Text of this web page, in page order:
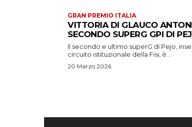
GRAN PREMIO ITALIA
VITTORIA DI GLAUCO
SECONDO SUPERG GPI DI
Il secondo e ultimo superG di Pejo,
circuito istituzionale della Fisi, è...
20 Marzo 2026